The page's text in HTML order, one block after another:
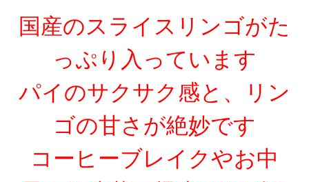
国産のスライスリンゴがた
っぷり入っています
パイのサクサク感と、リン
ゴの甘さが絶妙です
コーヒーブレイクやお中